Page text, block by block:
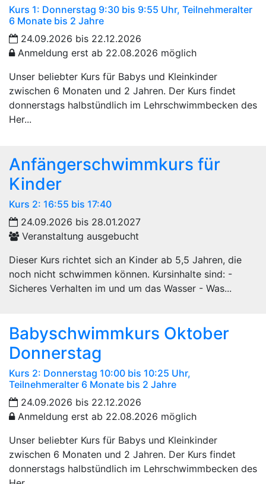
Kurs 1: Donnerstag 9:30 bis 9:55 Uhr, Teilnehmeralter
6 Monate bis 2 Jahre
24.09.2026 bis 22.12.2026
Anmeldung erst ab 22.08.2026 möglich
Unser beliebter Kurs für Babys und Kleinkinder
zwischen 6 Monaten und 2 Jahren. Der Kurs findet
donnerstags halbstündlich im Lehrschwimmbecken des
Her...
Anfängerschwimmkurs für
Kinder
Kurs 2: 16:55 bis 17:40
24.09.2026 bis 28.01.2027
Veranstaltung ausgebucht
Dieser Kurs richtet sich an Kinder ab 5,5 Jahren, die
noch nicht schwimmen können. Kursinhalte sind: -
Sicheres Verhalten im und um das Wasser - Was...
Babyschwimmkurs Oktober
Donnerstag
Kurs 2: Donnerstag 10:00 bis 10:25 Uhr,
Teilnehmeralter 6 Monate bis 2 Jahre
24.09.2026 bis 22.12.2026
Anmeldung erst ab 22.08.2026 möglich
Unser beliebter Kurs für Babys und Kleinkinder
zwischen 6 Monaten und 2 Jahren. Der Kurs findet
donnerstags halbstündlich im Lehrschwimmbecken des